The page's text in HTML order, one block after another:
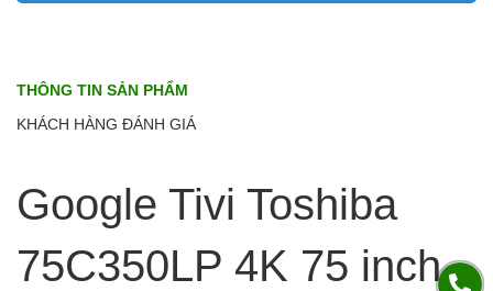
THÔNG TIN SẢN PHẨM
KHÁCH HÀNG ĐÁNH GIÁ
Google Tivi Toshiba
75C350LP 4K 75 inch